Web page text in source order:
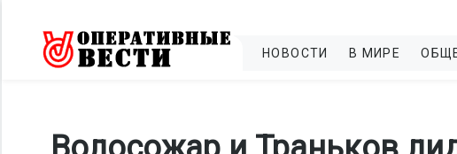
НОВОСТИ В МИРЕ